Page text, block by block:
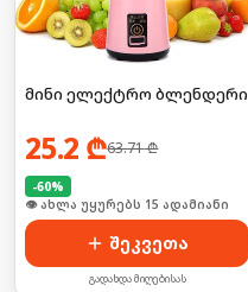
მინი ელექტრო ბლენდერი
25.2 ₾63.71₾
-60%
🛒 ბოლო 24სთ-ში იყიდა 22-მა
შეკვეთა
გადახდა მიღებისას